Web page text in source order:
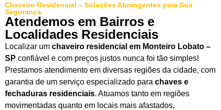
Chaveiro Residencial – Soluções Abrangentes para Sua
Segurança
Atendemos em Bairros e
Localidades Residenciais
Localizar um chaveiro residencial em Monteiro Lobato –
SP confiável e com preços justos nunca foi tão simples!
Prestamos atendimento em diversas regiões da cidade, com
garantia de um serviço especializado para chaves e
fechaduras residenciais. Atuamos tanto em regiões
movimentadas quanto em locais mais afastados,